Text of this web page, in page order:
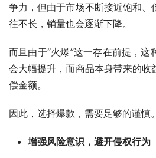
争力，但由于市场不断接近饱和、
往不长，销量也会逐渐下降。
而且由于“火爆”这一存在前提，
会大幅提升，而商品本身带来的收
偿金额。
因此，选择爆款，需要足够的谨慎
增强风险意识，避开侵权行为